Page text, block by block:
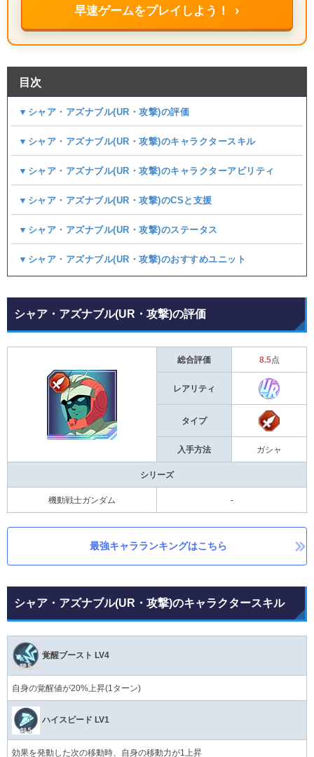
早速ゲームをプレイしよう！ ›
目次
▼シャア・アズナブル(UR・攻撃)の評価
▼シャア・アズナブル(UR・攻撃)のキャラクタースキル
▼シャア・アズナブル(UR・攻撃)のキャラクターアビリティ
▼シャア・アズナブル(UR・攻撃)のCSと支援
▼シャア・アズナブル(UR・攻撃)のステータス
▼シャア・アズナブル(UR・攻撃)のおすすめユニット
シャア・アズナブル(UR・攻撃)の評価
総合評価 8.5点
レアリティ
タイプ
入手方法 ガシャ
シリーズ
機動戦士ガンダム -
最強キャラランキングはこちら
シャア・アズナブル(UR・攻撃)のキャラクタースキル
覚醒ブースト LV4
自身の覚醒値が20%上昇(1ターン)
ハイスピード LV1
効果を発動した次の移動時、自身の移動力が1上昇